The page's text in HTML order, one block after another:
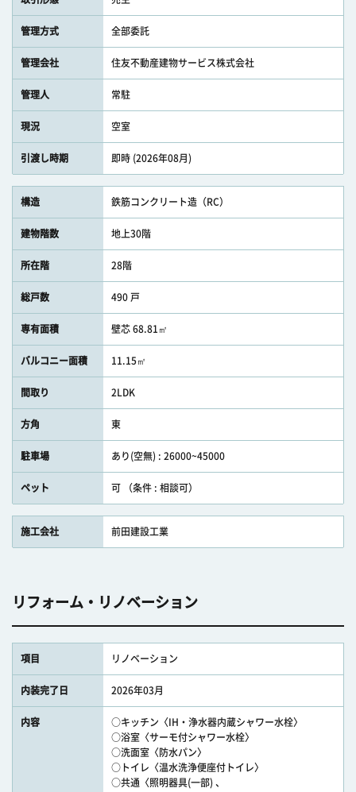
管理方式 全部委託
管理会社 住友不動産建物サービス株式会社
管理人 常駐
現況 空室
引渡し時期 即時 (2026年08月)
構造 鉄筋コンクリート造（RC）
建物階数 地上30階
所在階 28階
総戸数 490 戸
専有面積 壁芯 68.81㎡
バルコニー面積 11.15㎡
間取り 2LDK
方角 東
駐車場 あり(空無) : 26000~45000
ペット 可 （条件 : 相談可）
施工会社 前田建設工業
リフォーム・リノベーション
項目 リノベーション
内装完了日 2026年03月
内容
○キッチン〈IH・浄水器内蔵シャワー水栓〉
○浴室〈サーモ付シャワー水栓〉
○洗面室〈防水パン〉
○トイレ〈温水洗浄便座付トイレ〉
○共通〈照明器具(一部) 、